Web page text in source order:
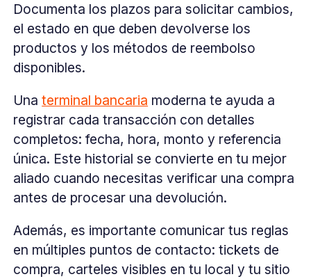
Documenta los plazos para solicitar cambios,
el estado en que deben devolverse los
productos y los métodos de reembolso
disponibles.
Unaterminal bancaria moderna te ayuda a
registrar cada transacción con detalles
completos: fecha, hora, monto y referencia
única. Este historial se convierte en tu mejor
aliado cuando necesitas verificar una compra
antes de procesar una devolución.
Además, es importante comunicar tus reglas
en múltiples puntos de contacto: tickets de
compra, carteles visibles en tu local y tu sitio